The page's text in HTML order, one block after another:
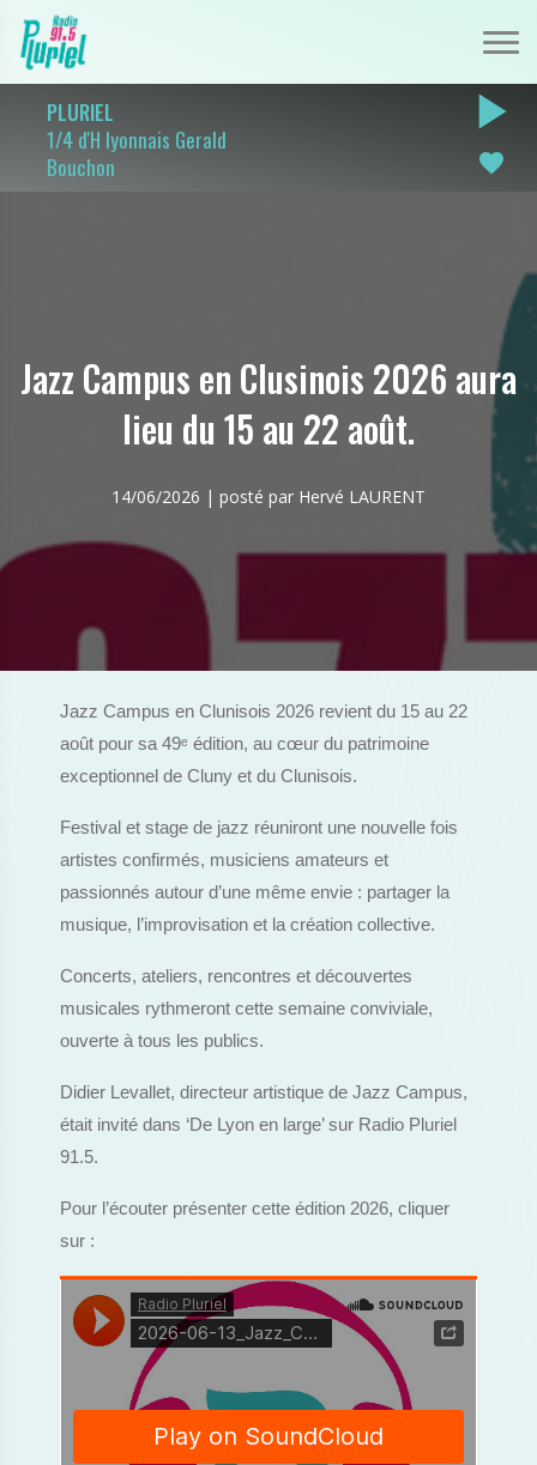
PLURIEL
1/4 d'H lyonnais Gerald
Bouchon
play_arrow
favorite
Jazz Campus en Clusinois 2026 aura
lieu du 15 au 22 août.
14/06/2026 | posté par Hervé LAURENT
Jazz Campus en Clunisois 2026 revient du 15 au 22
août pour sa 49ᵉ édition, au cœur du patrimoine
exceptionnel de Cluny et du Clunisois.
Festival et stage de jazz réuniront une nouvelle fois
artistes confirmés, musiciens amateurs et
passionnés autour d’une même envie : partager la
musique, l’improvisation et la création collective.
Concerts, ateliers, rencontres et découvertes
musicales rythmeront cette semaine conviviale,
ouverte à tous les publics.
Didier Levallet, directeur artistique de Jazz Campus,
était invité dans ‘De Lyon en large’ sur Radio Pluriel
91.5.
Pour l’écouter présenter cette édition 2026, cliquer
sur :